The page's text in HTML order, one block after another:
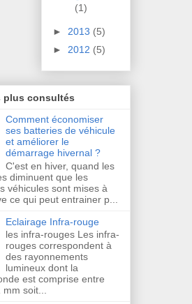
(1)
► 2013 (5)
► 2012 (5)
plus consultés
Comment économiser
ses batteries de véhicule
et améliorer le
démarrage hivernal ?
C'est en hiver, quand les
diminuent que les
véhicules sont mises à
ce qui peut entrainer p...
Eclairage Infra-rouge
les infra-rouges Les infra-
rouges correspondent à
des rayonnements
lumineux dont la
est comprise entre
mm soit...